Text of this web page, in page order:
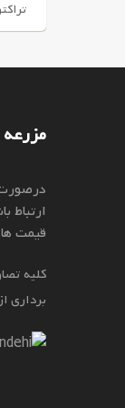
مزرعه
درصورت
ارتباط
قیمت
کلیه
برداری